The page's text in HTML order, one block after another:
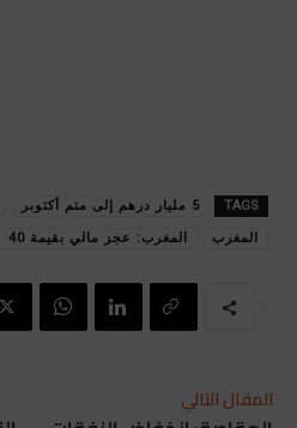
TAGS 5 مليار درهم إلى متم أكتوبر
المغرب المغرب: عجز مالي بقيمة 40
المقال التالي